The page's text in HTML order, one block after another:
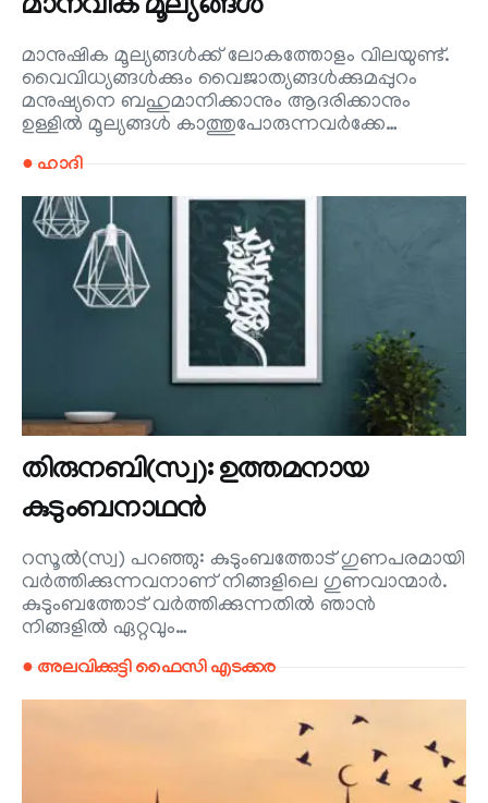
മാനവിക മൂല്യങ്ങൾ
മാനുഷിക മൂല്യങ്ങൾക്ക് ലോകത്തോളം വിലയുണ്ട്.
വൈവിധ്യങ്ങൾക്കും വൈജാത്യങ്ങൾക്കുമപ്പുറം
മനുഷ്യനെ ബഹുമാനിക്കാനും ആദരിക്കാനും
ഉള്ളിൽ മൂല്യങ്ങൾ കാത്തുപോരുന്നവർക്കേ…
● ഹാദി
തിരുനബി(സ്വ): ഉത്തമനായ
കുടുംബനാഥൻ
റസൂൽ(സ്വ) പറഞ്ഞു: കുടുംബത്തോട് ഗുണപരമായി
വർത്തിക്കുന്നവനാണ് നിങ്ങളിലെ ഗുണവാന്മാർ.
കുടുംബത്തോട് വർത്തിക്കുന്നതിൽ ഞാൻ
നിങ്ങളിൽ ഏറ്റവും…
● അലവിക്കുട്ടി ഫൈസി എടക്കര